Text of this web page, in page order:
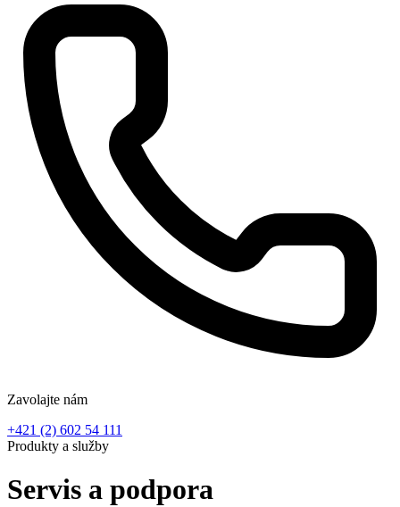
Zavolajte nám
+421 (2) 602 54 111
Produkty a služby
Servis a podpora